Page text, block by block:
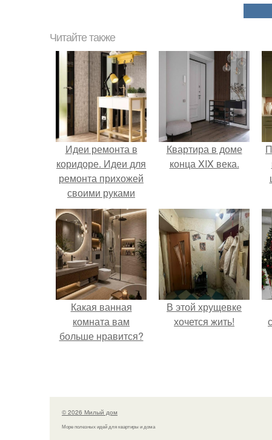
Читайте также
Идеи ремонта в
коридоре. Идеи для
ремонта прихожей
своими руками
Квартира в доме
конца XIX века.
Какая ванная
комната вам
больше нравится?
В этой хрущевке
хочется жить!
© 2026 Милый дом
Море полезных идей для квартиры и дома